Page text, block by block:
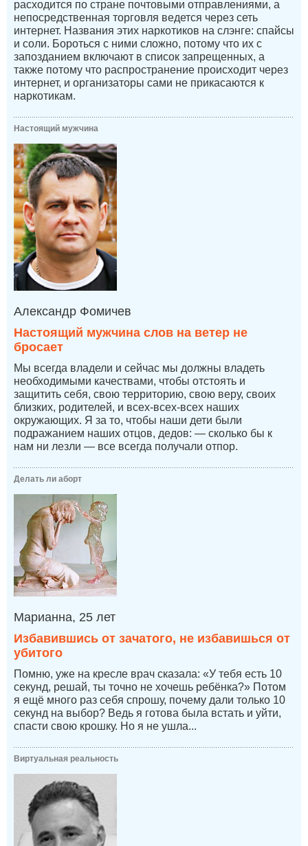
расходится по стране почтовыми отправлениями, а
непосредственная торговля ведется через сеть
интернет. Названия этих наркотиков на слэнге: спайсы
и соли. Бороться с ними сложно, потому что их с
запозданием включают в список запрещенных, а
также потому что распространение происходит через
интернет, и организаторы сами не прикасаются к
наркотикам.
Настоящий мужчина
Александр Фомичев
Настоящий мужчина слов на ветер не
бросает
Мы всегда владели и сейчас мы должны владеть
необходимыми качествами, чтобы отстоять и
защитить себя, свою территорию, свою веру, своих
близких, родителей, и всех-всех-всех наших
окружающих. Я за то, чтобы наши дети были
подражанием наших отцов, дедов: — сколько бы к
нам ни лезли — все всегда получали отпор.
Делать ли аборт
Марианна, 25 лет
Избавившись от зачатого, не избавишься от
убитого
Помню, уже на кресле врач сказала: «У тебя есть 10
секунд, решай, ты точно не хочешь ребёнка?» Потом
я ещё много раз себя спрошу, почему дали только 10
секунд на выбор? Ведь я готова была встать и уйти,
спасти свою крошку. Но я не ушла...
Виртуальная реальность